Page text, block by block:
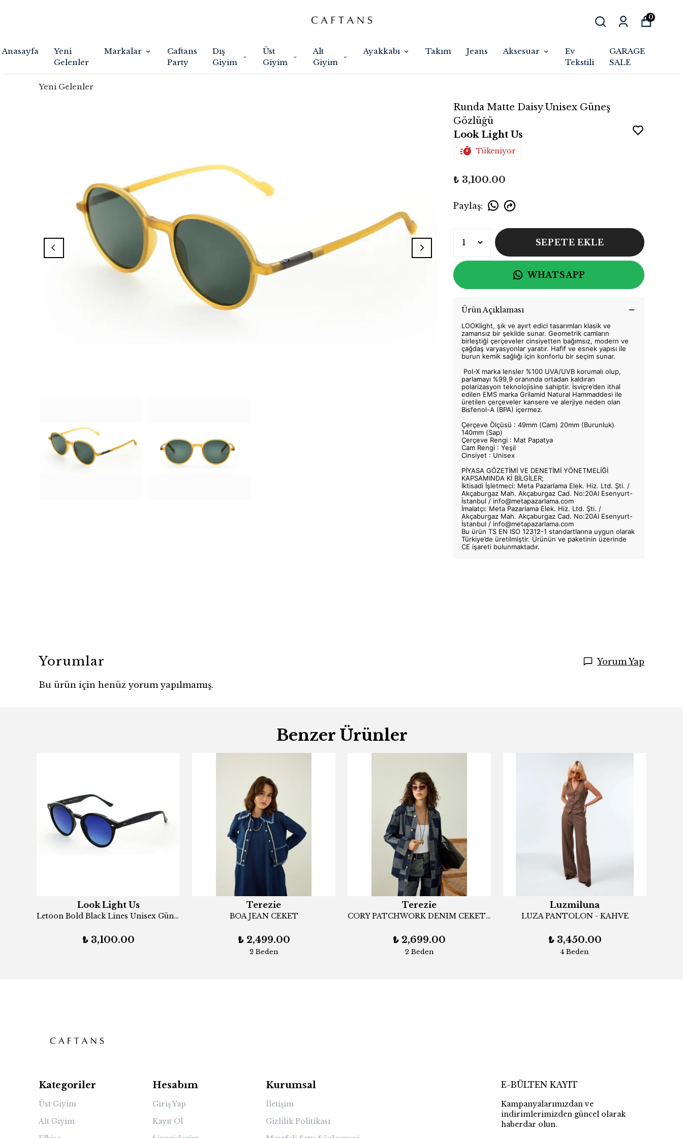
Anasayfa
Yeni
Gelenler
Markalar
Caftans
Party
Dış
Giyim
Üst
Giyim
Alt
Giyim
Ayakkabı Takım Jeans Aksesuar
Ev
Tekstili
GARAGE
SALE
0
Yeni Gelenler
Runda Matte Daisy Unisex Güneş
Gözlüğü
Look Light Us
Tükeniyor
₺ 3,100.00
Paylaş:
SEPETE EKLE
WHATSAPP
Ürün Açıklaması
LOOKlight, şık ve ayırt edici tasarımları klasik ve
zamansız bir şekilde sunar. Geometrik camların
birleştiği çerçeveler cinsiyetten bağımsız, modern ve
çağdaş varyasyonlar yaratır. Hafif ve esnek yapısı ile
burun kemik sağlığı için konforlu bir seçim sunar.
Pol-X marka lensler %100 UVA/UVB korumalı olup,
parlamayı %99,9 oranında ortadan kaldıran
polarizasyon teknolojisine sahiptir. İsviçre’den ithal
edilen EMS marka Grilamid Natural Hammaddesi ile
üretilen çerçeveler kansere ve alerjiye neden olan
Bisfenol-A (BPA) içermez.
Çerçeve Ölçüsü : 49mm (Cam) 20mm (Burunluk)
140mm (Sap)
Çerçeve Rengi : Mat Papatya
Cam Rengi : Yeşil
Cinsiyet : Unisex
PİYASA GÖZETİMİ VE DENETİMİ YÖNETMELİĞİ
KAPSAMINDA Kİ BİLGİLER;
İktisadi İşletmeci: Meta Pazarlama Elek. Hiz. Ltd. Şti. /
Akçaburgaz Mah. Akçaburgaz Cad. No:20AI Esenyurt-
İstanbul / info@metapazarlama.com
İmalatçı: Meta Pazarlama Elek. Hiz. Ltd. Şti. /
Akçaburgaz Mah. Akçaburgaz Cad. No:20AI Esenyurt-
İstanbul / info@metapazarlama.com
Bu ürün TS EN ISO 12312-1 standartlarına uygun olarak
Türkiye’de üretilmiştir. Ürünün ve paketinin üzerinde
CE işareti bulunmaktadır.
Yorumlar Yorum Yap
Bu ürün için henüz yorum yapılmamış.
Benzer Ürünler
Look Light Us
Letoon Bold Black Lines Unisex Güneş Gözlüğü
₺ 3,100.00
Terezie
BOA JEAN CEKET
₺ 2,499.00
2 Beden
Terezie
CORY PATCHWORK DENIM CEKET İNDİGO
₺ 2,699.00
2 Beden
Luzmiluna
LUZA PANTOLON - KAHVE
₺ 3,450.00
4 Beden
Kategoriler
Üst Giyim
Alt Giyim
Hesabım
Giriş Yap
Kayıt Ol
Kurumsal
İletişim
Gizlilik Politikası
E-BÜLTEN KAYIT
Kampanyalarımızdan ve
indirimlerimizden güncel olarak
haberdar olun.